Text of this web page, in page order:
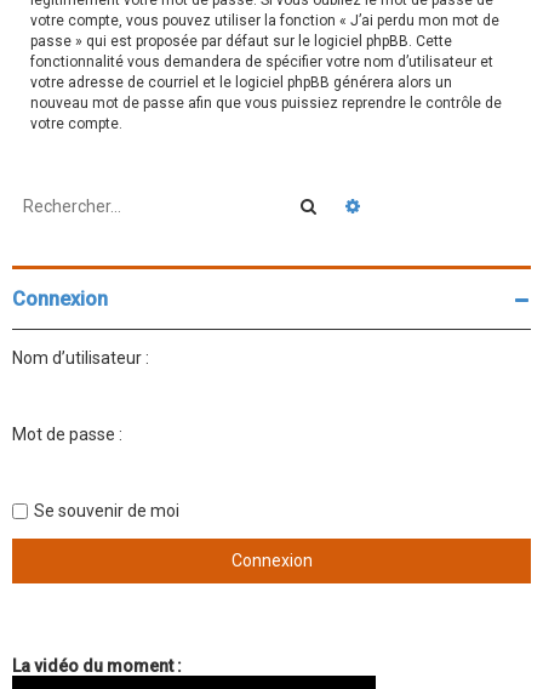
votre compte, vous pouvez utiliser la fonction « J’ai perdu mon mot de
passe » qui est proposée par défaut sur le logiciel phpBB. Cette
fonctionnalité vous demandera de spécifier votre nom d’utilisateur et
votre adresse de courriel et le logiciel phpBB générera alors un
nouveau mot de passe afin que vous puissiez reprendre le contrôle de
votre compte.
Rechercher
Connexion
Nom d’utilisateur :
Mot de passe :
Se souvenir de moi
La vidéo du moment :